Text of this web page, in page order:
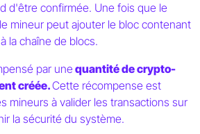
d'être confirmée. Une fois que le
mineur peut ajouter le bloc contenant
la chaîne de blocs.
par unequantité de crypto-
créée.Cette récompense est
mineurs à valider les transactions sur
la sécurité du système.